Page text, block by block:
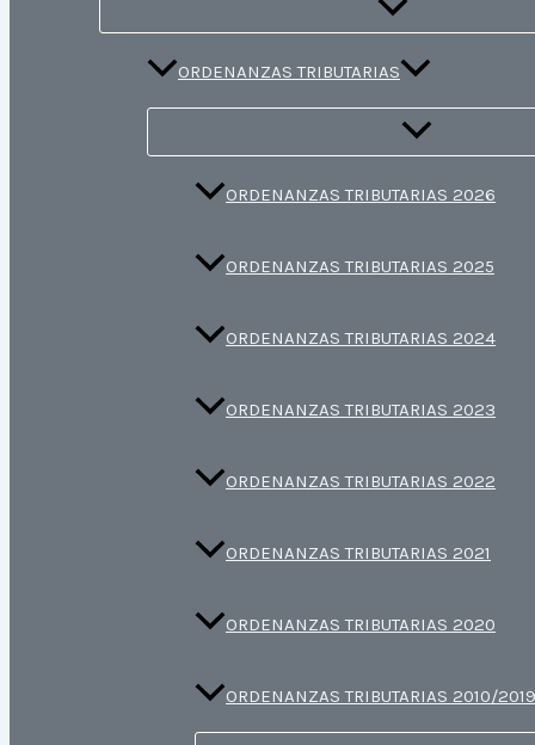
ORDENANZAS TRIBUTARIAS
ORDENANZAS TRIBUTARIAS 2026
ORDENANZAS TRIBUTARIAS 2025
ORDENANZAS TRIBUTARIAS 2024
ORDENANZAS TRIBUTARIAS 2023
ORDENANZAS TRIBUTARIAS 2022
ORDENANZAS TRIBUTARIAS 2021
ORDENANZAS TRIBUTARIAS 2020
ORDENANZAS TRIBUTARIAS 2010/2019